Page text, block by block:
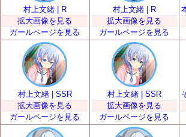
村上文緒 | R
拡大画像を見る
ガールページを見る
村上文緒 | R
拡大画像を見る
ガールページを見る
村上文緒 | SSR
拡大画像を見る
ガールページを見る
村上文緒 | SSR
拡大画像を見る
ガールページを見る